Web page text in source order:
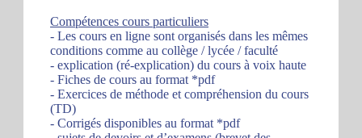
Compétences cours particuliers
- Les cours en ligne sont organisés dans les mêmes
conditions comme au collège / lycée / faculté
- explication (ré-explication) du cours à voix haute
- Fiches de cours au format *pdf
- Exercices de méthode et compréhension du cours
(TD)
- Corrigés disponibles au format *pdf